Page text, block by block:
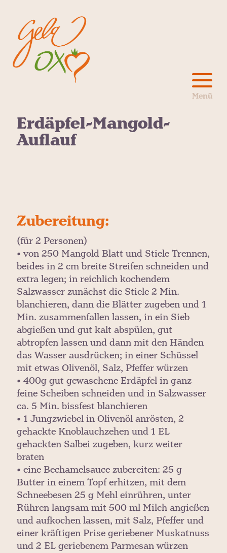
Erdäpfel-Mangold-
Auflauf
Zubereitung:
(für 2 Personen)
• von 250 Mangold Blatt und Stiele Trennen,
beides in 2 cm breite Streifen schneiden und
extra legen; in reichlich kochendem
Salzwasser zunächst die Stiele 2 Min.
blanchieren, dann die Blätter zugeben und 1
Min. zusammenfallen lassen, in ein Sieb
abgießen und gut kalt abspülen, gut
abtropfen lassen und dann mit den Händen
das Wasser ausdrücken; in einer Schüssel
mit etwas Olivenöl, Salz, Pfeffer würzen
• 400g gut gewaschene Erdäpfel in ganz
feine Scheiben schneiden und in Salzwasser
ca. 5 Min. bissfest blanchieren
• 1 Jungzwiebel in Olivenöl anrösten, 2
gehackte Knoblauchzehen und 1 EL
gehackten Salbei zugeben, kurz weiter
braten
• eine Bechamelsauce zubereiten: 25 g
Butter in einem Topf erhitzen, mit dem
Schneebesen 25 g Mehl einrühren, unter
Rühren langsam mit 500 ml Milch angießen
und aufkochen lassen, mit Salz, Pfeffer und
einer kräftigen Prise geriebener Muskatnuss
und 2 EL geriebenem Parmesan würzen